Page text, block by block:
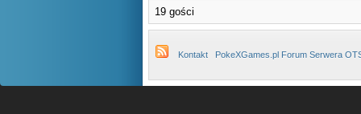
19 gości
Kontakt PokeXGames.pl Forum Serwera